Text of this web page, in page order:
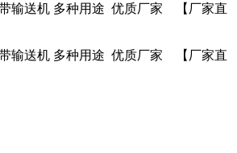
输送机 多种用途 优质厂家 【厂家直
输送机 多种用途 优质厂家 【厂家直